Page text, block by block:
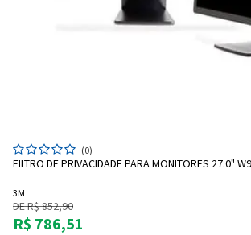
(0)
FILTRO DE PRIVACIDADE PARA MONITORES 27.0"
3M
DE R$ 852,90
R$ 786,51